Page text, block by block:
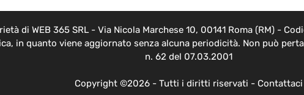
di WEB 365 SRL - Via Nicola Marchese 10, 00141 Roma (RM) -
in quanto viene aggiornato senza alcuna periodicità. Non può
n. 62 del 07.03.2001
Copyright ©2026 - Tutti i diritti riservati - Contattaci